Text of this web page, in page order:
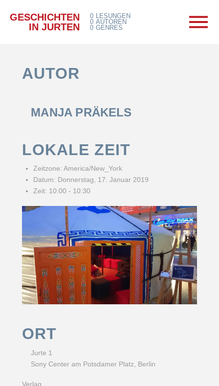
GESCHICHTEN
IN JURTEN
0
0
0
LESUNGEN
AUTOREN
GENRES
AUTOR
MANJA PRÄKELS
LOKALE ZEIT
Zeitzone: America/New_York
Datum: Donnerstag, 17. Januar 2019
Zeit: 10:00 - 10:30
ORT
Jurte 1
Sony Center am Potsdamer Platz, Berlin
Verlag